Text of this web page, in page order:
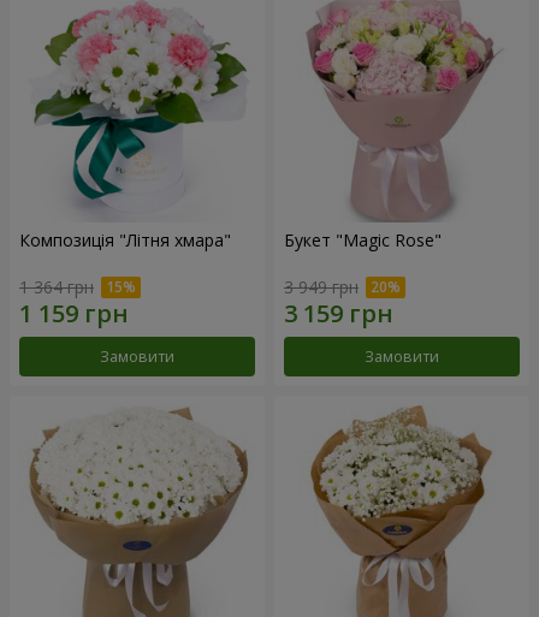
Композиція "Літня хмара"
1 364 грн
Замовити
Букет "Magic Rose"
3 949 грн
Замовити